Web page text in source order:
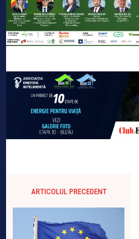
ARTICOLUL PRECEDENT